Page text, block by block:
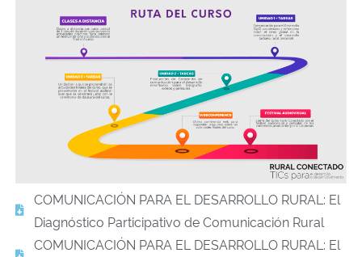
COMUNICACIÓN PARA EL DESARROLLO RURAL: El
Diagnóstico Participativo de Comunicación Rural
COMUNICACIÓN PARA EL DESARROLLO RURAL: El